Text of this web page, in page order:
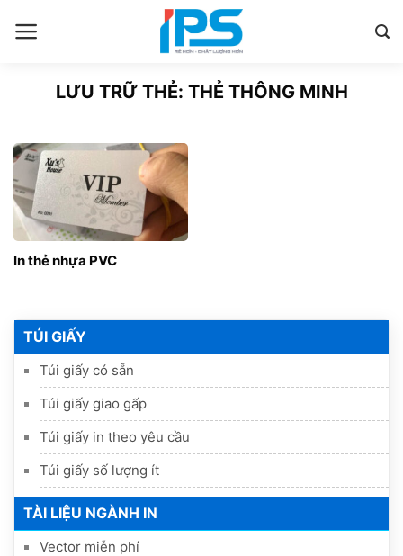
qua
LƯU TRỮ THẺ: THẺ THÔNG MINH
TÚI GIẤY
Túi giấy có sẵn
Túi giấy giao gấp
Túi giấy in theo yêu cầu
Túi giấy số lượng ít
TÀI LIỆU NGÀNH IN
Vector miễn phí
In thẻ nhựa PVC